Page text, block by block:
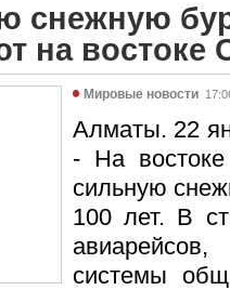
снежную
на
Мировые новости
Алматы. 22
- На
сильную
100 лет. В
авиарейсов,
системы